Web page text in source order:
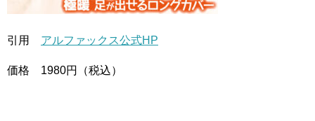
引用 アルファックス公式HP
価格 1980円（税込）